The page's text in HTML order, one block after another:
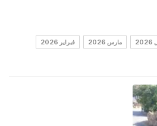
مارس 2026 فبراير 2026